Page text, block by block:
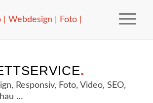
.
Responsiv, Foto, Video, SEO,
…